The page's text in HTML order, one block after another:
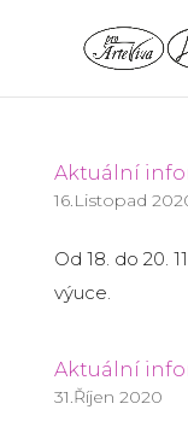
Aktuální
16.Listopad
Od 18. do 20.
výuce.
Aktuální
31.Říjen 2020